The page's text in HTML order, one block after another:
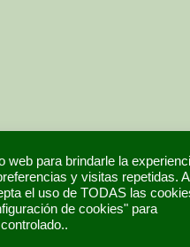
web para brindarle la
y visitas repetidas.
el uso de TODAS las
de cookies" para